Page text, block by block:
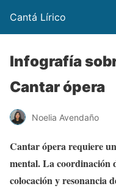
Cantá Lírico
Infografía
Cantar ópera
Noelia Avendaño
Cantar ópera requiere
mental. La coordinación
colocación y resonancia